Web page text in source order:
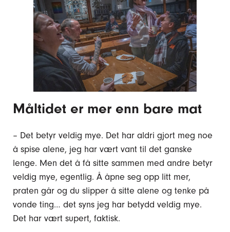
Måltidet er mer enn bare mat
– Det betyr veldig mye. Det har aldri gjort meg noe
å spise alene, jeg har vært vant til det ganske
lenge. Men det å få sitte sammen med andre betyr
veldig mye, egentlig. Å åpne seg opp litt mer,
praten går og du slipper å sitte alene og tenke på
vonde ting… det syns jeg har betydd veldig mye.
Det har vært supert, faktisk.